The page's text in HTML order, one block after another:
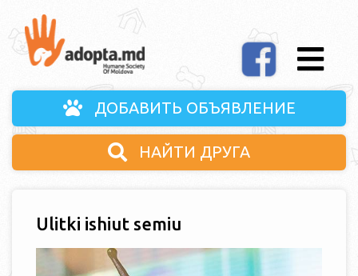
ДОБАВИТЬ ОБЪЯВЛЕНИЕ
НАЙТИ ДРУГА
Ulitki ishiut semiu